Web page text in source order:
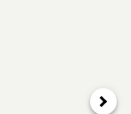
次へ